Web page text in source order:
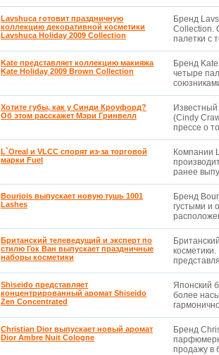
Lavshuca готовит праздничную
коллекцию декоративной косметики
Lavshuca Holiday 2009 Collection
Бренд
Collection.
палетки с
Kate представляет коллекцию макияжа
Kate Holiday 2009 Brown Collection
Бренд
четыре
Хотите губы, как у Синди Кроуфорд?
Об этом расскажет Мэри Гринвелл
(Cindy
прессе о
L`Oreal и VLCC спорят из-за торговой
марки Fuel
Компании
ранее
Bourjois выпускает новую тушь 1001
Lashes
Бренд
густыми и
Британский телеведущий и эксперт по
стилю Гок Ван выпускает праздничные
наборы косметики
Shiseido представляет
концентрированный аромат Shiseido
Zen Concentrated
Японский
более
Christian Dior выпускает новый аромат
Dior Ambre Nuit Cologne
Бренд
продажу в